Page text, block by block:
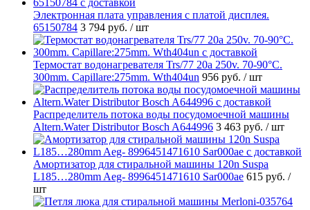
Электронная плата управления с платой дисплея.
65150784 3 794 руб. / шт
Термостат водонагревателя Trs/77 20a 250v. 70-90°C.
300mm. Capillare:275mm. Wth404un 956 руб. / шт
Распределитель потока воды посудомоечной машины
Altern.Water Distributor Bosch A644996 3 463 руб. / шт
Амортизатор для стиральной машины 120n Suspa
L185…280mm Aeg- 8996451471610 Sar000ae 615 руб. /
шт